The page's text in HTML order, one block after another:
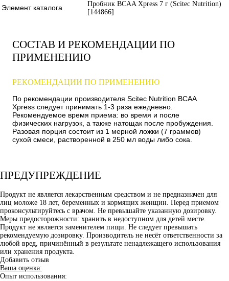
Элемент каталога
Пробник BCAA Xpress 7 г (Scitec Nutrition)
[144866]
СОСТАВ И РЕКОМЕНДАЦИИ ПО
ПРИМЕНЕНИЮ
РЕКОМЕНДАЦИИ ПО ПРИМЕНЕНИЮ
По рекомендации производителя Scitec Nutrition BCAA
Xpress следует принимать 1-3 раза ежедневно.
Рекомендуемое время приема: во время и после
физических нагрузок, а также натощак после пробуждения.
Разовая порция состоит из 1 мерной ложки (7 граммов)
сухой смеси, растворенной в 250 мл воды либо сока.
ПРЕДУПРЕЖДЕНИЕ
Продукт не является лекарственным средством и не предназначен для
лиц моложе 18 лет, беременных и кормящих женщин. Перед приемом
проконсультируйтесь с врачом. Не превышайте указанную дозировку.
Меры предосторожности: хранить в недоступном для детей месте.
Продукт не является заменителем пищи. Не следует превышать
рекомендуемую дозировку. Производитель не несёт ответственности за
любой вред, причинённый в результате ненадлежащего использования
или хранения продукта.
Добавить отзыв
Ваша оценка:
Опыт использования: